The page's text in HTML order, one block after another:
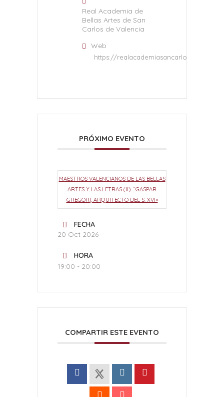
Real Academia de
Bellas Artes de San
Carlos de Valencia
Web
https://realacademiasancarlos.com/
PRÓXIMO EVENTO
MAESTROS VALENCIANOS DE LAS BELLAS
ARTES Y LAS LETRAS (II). “GASPAR
GREGORI, ARQUITECTO DEL S. XVI»
FECHA
20 Oct 2026
HORA
19:00 - 20:00
COMPARTIR ESTE EVENTO